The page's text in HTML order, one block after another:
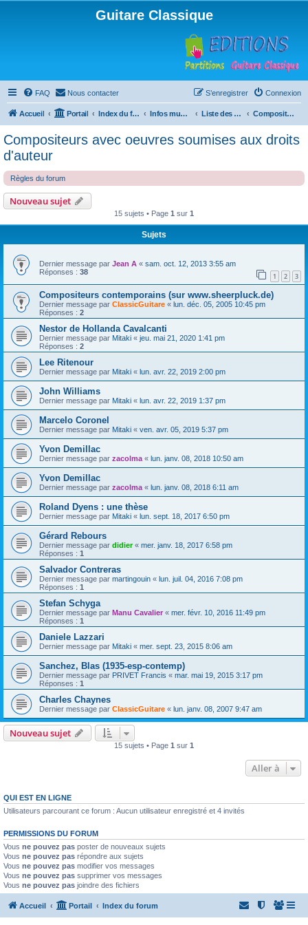
Guitare Classique
FAQ Nous contacter Connexion
S’enregistrer
Accueil Portail Index du forum Infos musicales Liste des compositeurs de musique pour guitare Compositeurs avec oeuvres soumises aux droits d'auteur
Compositeurs avec oeuvres soumises aux droits
d'auteur
Règles du forum
Nouveau sujet
15 sujets • Page 1 sur 1
Sujets
Dernier message par Jean A « sam. oct. 12, 2013 3:55 am
Réponses : 38 1 2 3
Compositeurs contemporains (sur www.sheerpluck.de)
Dernier message par ClassicGuitare « lun. déc. 05, 2005 10:45 pm
Réponses : 2
Nestor de Hollanda Cavalcanti
Dernier message par Mitaki « jeu. mai 21, 2020 1:41 pm
Réponses : 2
Lee Ritenour
Dernier message par Mitaki « lun. avr. 22, 2019 2:00 pm
John Williams
Dernier message par Mitaki « lun. avr. 22, 2019 1:37 pm
Marcelo Coronel
Dernier message par Mitaki « ven. avr. 05, 2019 5:37 pm
Yvon Demillac
Dernier message par zacolma « lun. janv. 08, 2018 10:50 am
Yvon Demillac
Dernier message par zacolma « lun. janv. 08, 2018 6:11 am
Roland Dyens : une thèse
Dernier message par Mitaki « lun. sept. 18, 2017 6:50 pm
Gérard Rebours
Dernier message par didier« mer. janv. 18, 2017 6:58 pm
Réponses : 1
Salvador Contreras
Dernier message par martingouin « lun. juil. 04, 2016 7:08 pm
Réponses : 1
Stefan Schyga
Dernier message par Manu Cavalier « mer. févr. 10, 2016 11:49 pm
Réponses : 1
Daniele Lazzari
Dernier message par Mitaki « mer. sept. 23, 2015 8:06 am
Sanchez, Blas (1935-esp-contemp)
Dernier message par PRIVET Francis « mar. mai 19, 2015 3:17 pm
Réponses : 1
Charles Chaynes
Dernier message par ClassicGuitare « lun. janv. 08, 2007 9:47 am
Nouveau sujet
15 sujets • Page 1 sur 1
Aller à
QUI EST EN LIGNE
Utilisateurs parcourant ce forum : Aucun utilisateur enregistré et 4 invités
PERMISSIONS DU FORUM
Vous ne pouvez pas poster de nouveaux sujets
Vous ne pouvez pas répondre aux sujets
Vous ne pouvez pas modifier vos messages
Vous ne pouvez pas supprimer vos messages
Vous ne pouvez pas joindre des fichiers
Accueil Portail Index du forum